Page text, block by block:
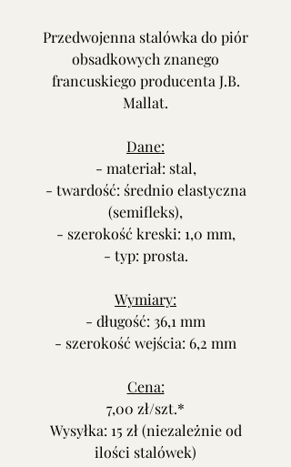
Przedwojenna stalówka do piór
obsadkowych znanego
francuskiego producenta J.B.
Mallat.
Dane:
- materiał: stal,
- twardość: średnio elastyczna
(semifleks),
- szerokość kreski: 1,0 mm,
- typ: prosta.
Wymiary:
- długość: 36,1 mm
- szerokość wejścia: 6,2 mm
Cena:
7,00 zł/szt.*
Wysyłka: 15 zł (niezależnie od
ilości stalówek)